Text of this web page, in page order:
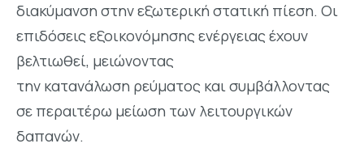
διακύμανση στην εξωτερική στατική πίεση. Οι
επιδόσεις εξοικονόμησης ενέργειας έχουν
βελτιωθεί, μειώνοντας
την κατανάλωση ρεύματος και συμβάλλοντας
σε περαιτέρω μείωση των λειτουργικών
δαπανών.